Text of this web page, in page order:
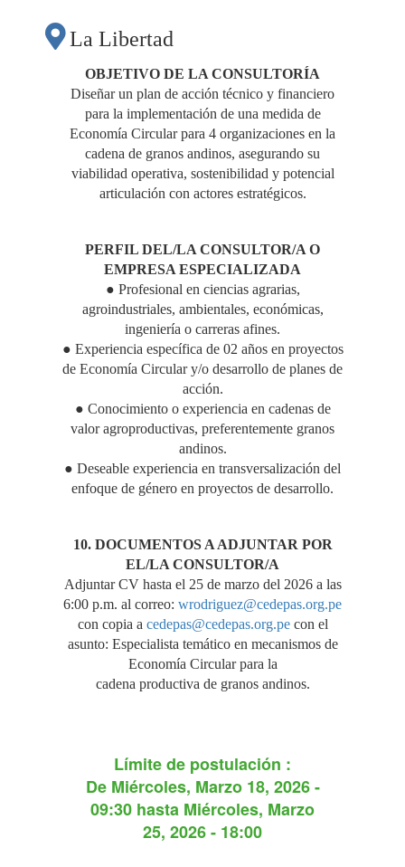
CIRCULAR PARA LA
CADENA
PRODUCTIVA DE
GRANOS ANDINOS"
La Libertad
OBJETIVO DE LA CONSULTORÍA
Diseñar un plan de acción técnico y financiero
para la implementación de una medida de
Economía Circular para 4 organizaciones en la
cadena de granos andinos, asegurando su
viabilidad operativa, sostenibilidad y potencial
articulación con actores estratégicos.
PERFIL DEL/LA CONSULTOR/A O
EMPRESA ESPECIALIZADA
● Profesional en ciencias agrarias,
agroindustriales, ambientales, económicas,
ingeniería o carreras afines.
● Experiencia específica de 02 años en proyectos
de Economía Circular y/o desarrollo de planes de
acción.
● Conocimiento o experiencia en cadenas de
valor agroproductivas, preferentemente granos
andinos.
● Deseable experiencia en transversalización del
enfoque de género en proyectos de desarrollo.
10. DOCUMENTOS A ADJUNTAR POR
EL/LA CONSULTOR/A
Adjuntar CV hasta el 25 de marzo del 2026 a las
6:00 p.m. al correo: wrodriguez@cedepas.org.pe
con copia a cedepas@cedepas.org.pecon el
asunto: Especialista temático en mecanismos de
Economía Circular para la
cadena productiva de granos andinos.
Límite de postulación :
De Miércoles, Marzo 18, 2026 -
09:30 hasta Miércoles, Marzo
25, 2026 - 18:00